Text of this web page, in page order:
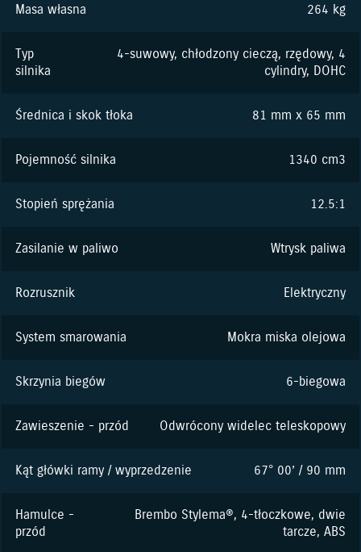
Masa własna 264 kg
Typ
silnika
4-suwowy, chłodzony cieczą, rzędowy, 4
cylindry, DOHC
Średnica i skok tłoka 81 mm x 65 mm
Pojemność silnika 1340 cm3
Stopień sprężania 12.5:1
Zasilanie w paliwo Wtrysk paliwa
Rozrusznik Elektryczny
System smarowania Mokra miska olejowa
Skrzynia biegów 6-biegowa
Zawieszenie - przód Odwrócony widelec teleskopowy
Kąt główki ramy / wyprzedzenie 67° 00’ / 90 mm
Hamulce -
przód
Brembo Stylema®, 4-tłoczkowe, dwie
tarcze, ABS